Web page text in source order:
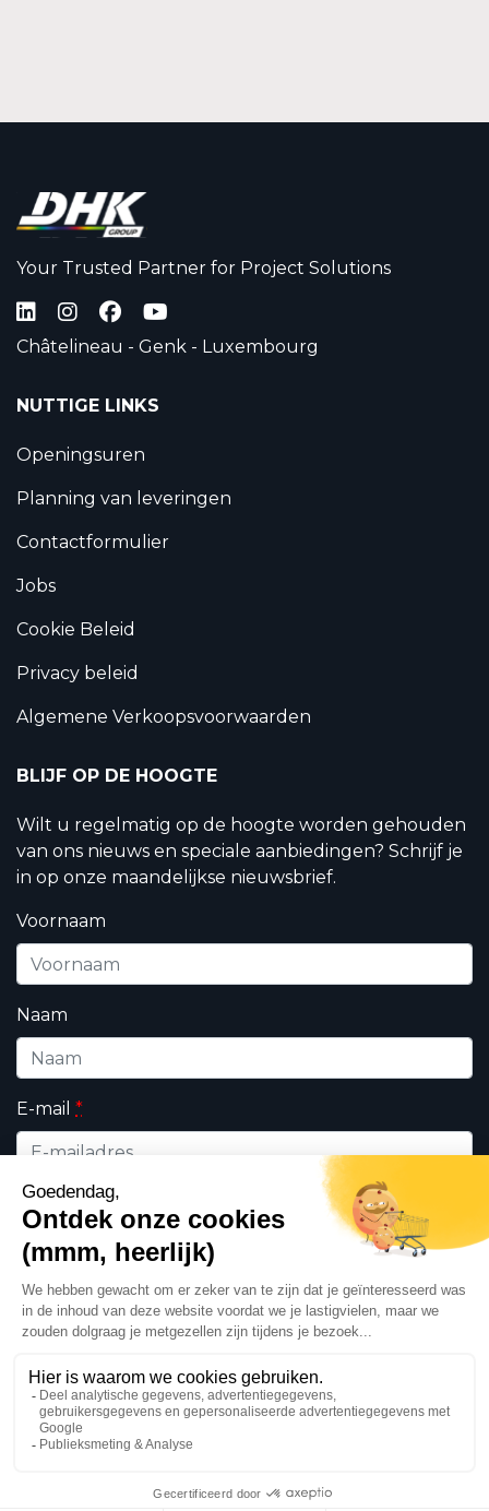
Your Trusted Partner for Project Solutions
Châtelineau - Genk - Luxembourg
NUTTIGE LINKS
Openingsuren
Planning van leveringen
Contactformulier
Jobs
Cookie Beleid
Privacy beleid
Algemene Verkoopsvoorwaarden
BLIJF OP DE HOOGTE
Wilt u regelmatig op de hoogte worden gehouden
van ons nieuws en speciale aanbiedingen? Schrijf je
in op onze maandelijkse nieuwsbrief.
Voornaam
Naam
E-mail *
Wie bent u ?
Ik geef DHK toestemming om de op dit formulier
ingevulde persoonsgegevens te gebruiken in
het kader van mijn verzoek en de commerciële
overeenstemming met onsprivacy beleid
zijn voor het exclusieve gebruik van DHK.
Ja, ik wil de DHK nieuwsbrief ontvangen.